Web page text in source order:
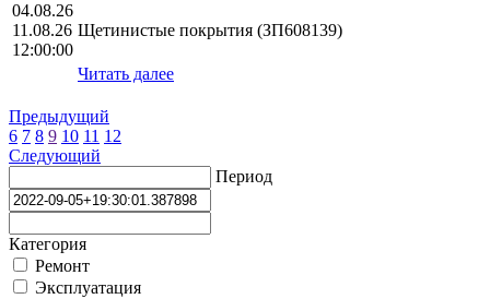
04.08.26
11.08.26
12:00:00
Щетинистые покрытия (ЗП608139)
Читать далее
Предыдущий
6 7 8 9 10 11 12
Следующий
Период
Категория
Ремонт
Эксплуатация